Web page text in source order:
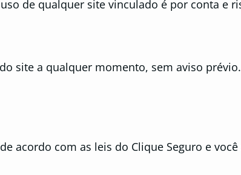
de qualquer site vinculado é por conta e
site a qualquer momento, sem aviso
acordo com as leis do Clique Seguro e